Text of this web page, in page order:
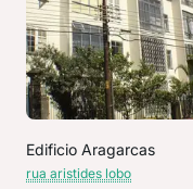
Edificio Aragarcas
rua aristides lobo